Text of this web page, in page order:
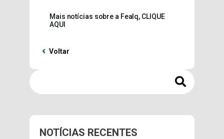
Mais notícias sobre a Fealq, CLIQUE
AQUI
Voltar
NOTÍCIAS RECENTES